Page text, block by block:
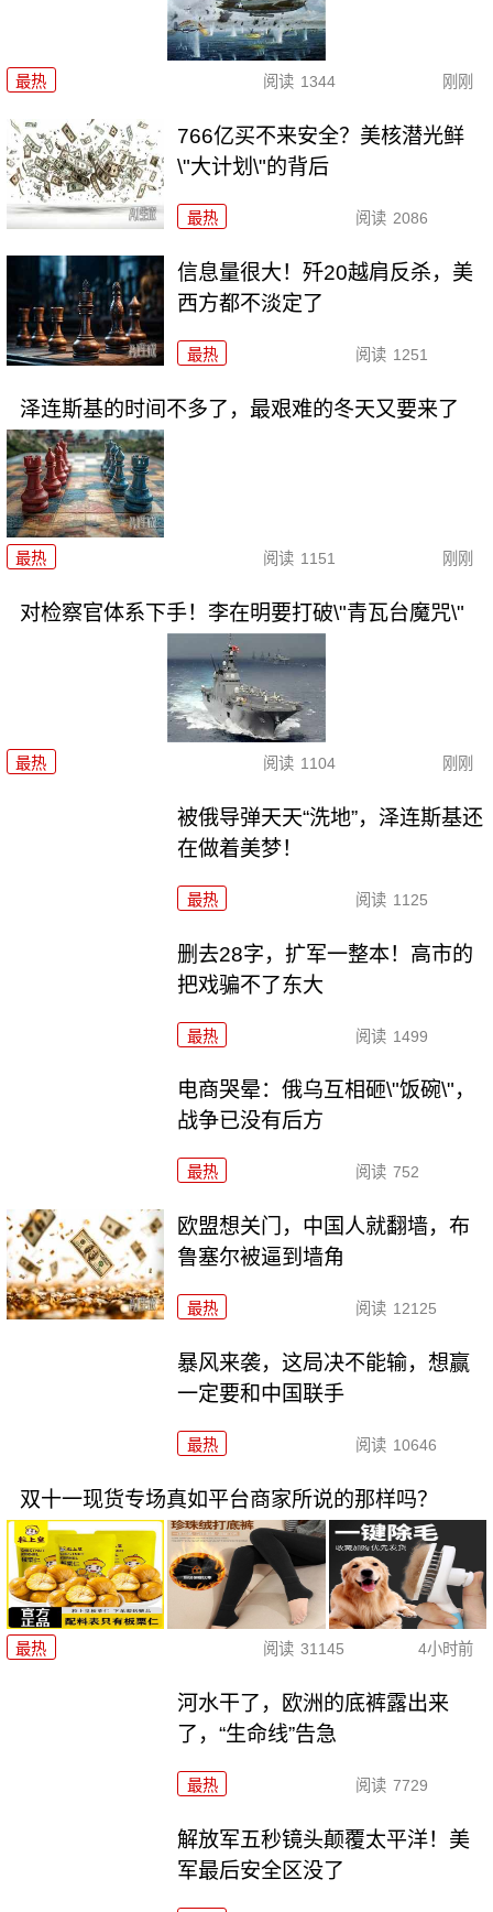
最热 阅读 1344 刚刚
766亿买不来安全？美核潜光鲜
\"大计划\"的背后
最热 阅读 2086
信息量很大！歼20越肩反杀，美
西方都不淡定了
最热 阅读 1251
泽连斯基的时间不多了，最艰难的冬天又要来了
最热 阅读 1151 刚刚
对检察官体系下手！李在明要打破\"青瓦台魔咒\"
最热 阅读 1104 刚刚
被俄导弹天天“洗地”，泽连斯基还
在做着美梦！
最热 阅读 1125
删去28字，扩军一整本！高市的
把戏骗不了东大
最热 阅读 1499
电商哭晕：俄乌互相砸\"饭碗\"，
战争已没有后方
最热 阅读 752
欧盟想关门，中国人就翻墙，布
鲁塞尔被逼到墙角
最热 阅读 12125
暴风来袭，这局决不能输，想赢
一定要和中国联手
最热 阅读 10646
双十一现货专场真如平台商家所说的那样吗？
最热 阅读 31145 4小时前
河水干了，欧洲的底裤露出来
了，“生命线”告急
最热 阅读 7729
解放军五秒镜头颠覆太平洋！美
军最后安全区没了